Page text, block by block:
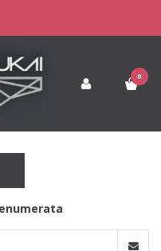
0
Simone Perele
prekių šiuo metu